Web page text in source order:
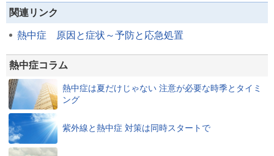
関連リンク
熱中症 原因と症状～予防と応急処置
熱中症コラム
熱中症は夏だけじゃない 注意が必要な時季とタイミ
ング
紫外線と熱中症 対策は同時スタートで